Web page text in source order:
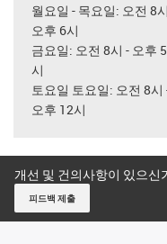
월요일 - 목요일: 오전 8
오후 6시
금요일: 오전 8시 - 오후 5
시
토요일 토요일: 오전 8시
오후 12시
개선 및 건의사항이 있으신
피드백 제출